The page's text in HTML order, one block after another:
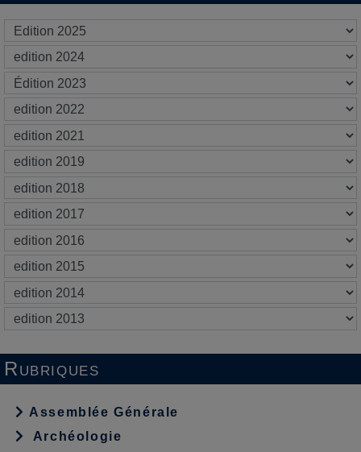
Rubriques
Assemblée Générale
Archéologie